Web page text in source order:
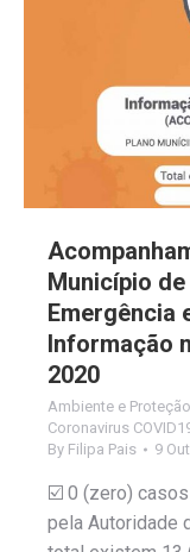
Município
Emergência
Informação
2020
Ambiente e Proteção
Coronavirus
By Filipa Pais 9
☑️ 0 (zero)
pela Autoridade